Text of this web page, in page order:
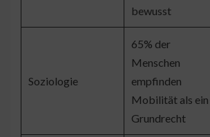
bewusst
Soziologie
65% der
Menschen
empfinden
Mobilität als ein
Grundrecht